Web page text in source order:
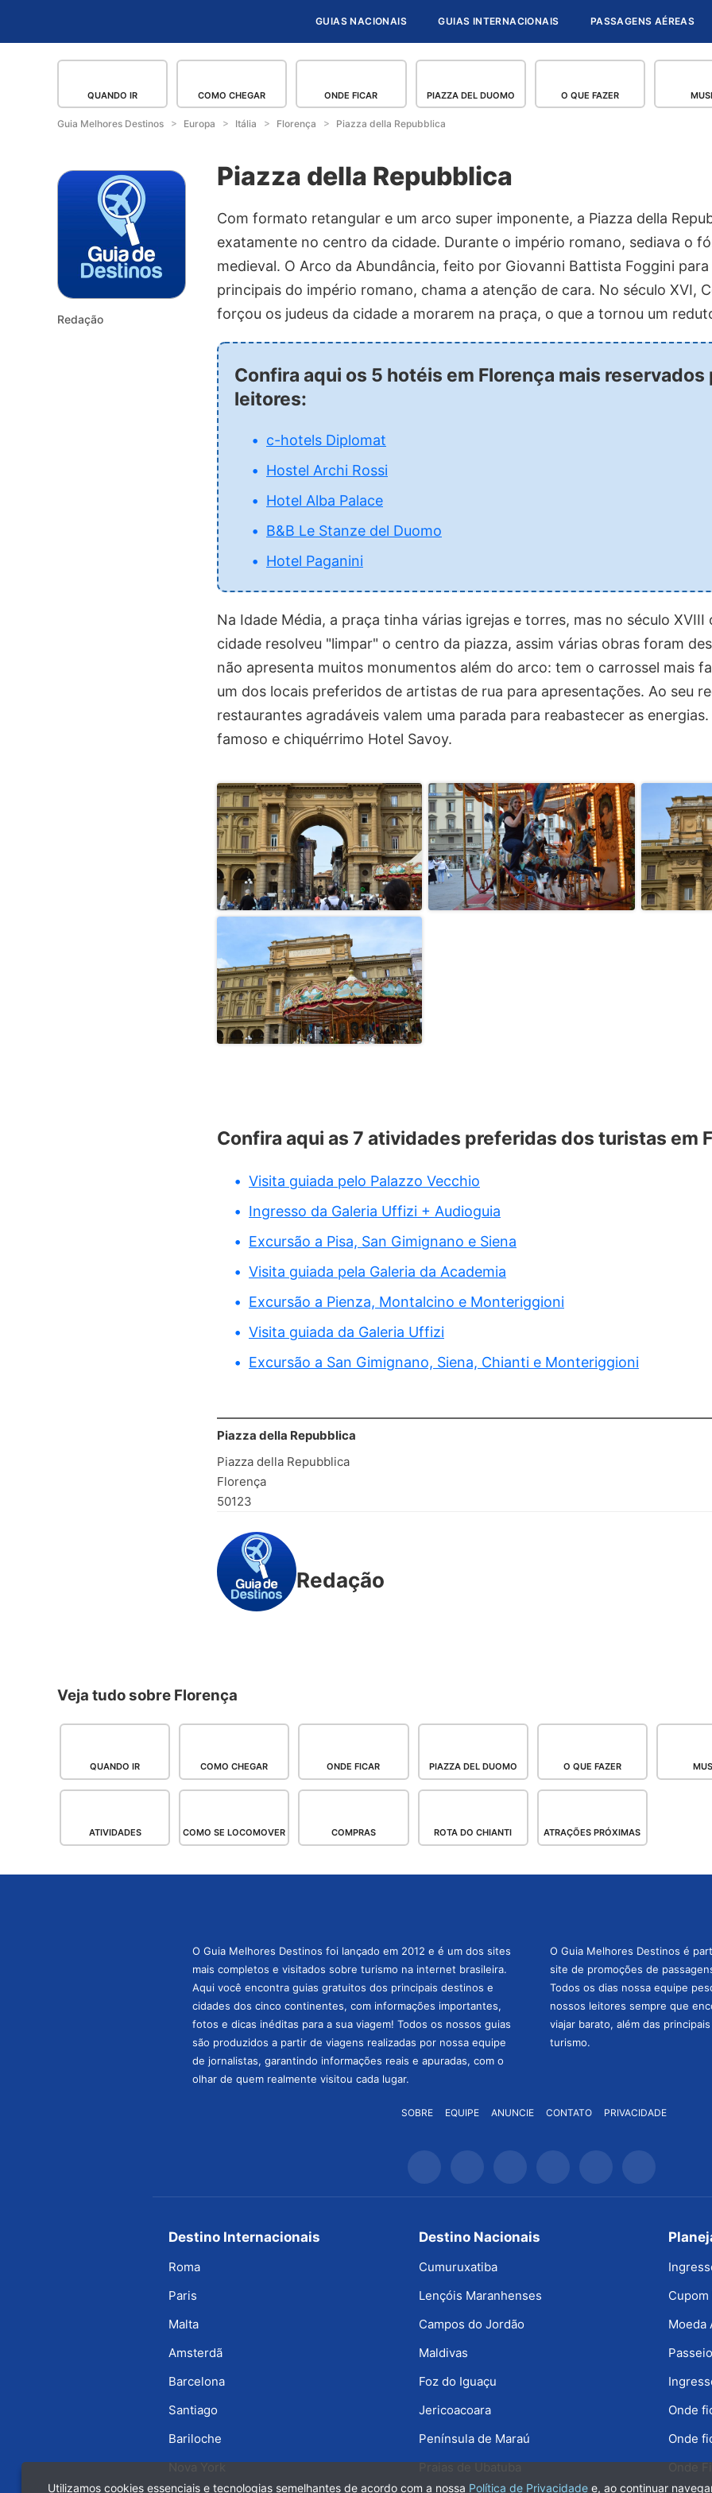
GUIAS NACIONAIS GUIAS INTERNACIONAIS PASSAGENS AÉREAS
QUANDO IR COMO CHEGAR ONDE FICAR PIAZZA DEL DUOMO O QUE FAZER
Guia Melhores Destinos Europa Itália Florença Piazza della Repubblica
Redação
Piazza della Repubblica
Com formato retangular e um arco super imponente, a Piazza della
exatamente no centro da cidade. Durante o império romano, sediava o
medieval. O Arco da Abundância, feito por Giovanni Battista Foggini
principais do império romano, chama a atenção de cara. No século XVI,
forçou os judeus da cidade a morarem na praça, o que a tornou um
Confira aqui os 5 hotéis em Florença mais reservados
leitores:
c-hotels Diplomat
Hostel Archi Rossi
Hotel Alba Palace
B&B Le Stanze del Duomo
Hotel Paganini
Na Idade Média, a praça tinha várias igrejas e torres, mas no século XVIII
cidade resolveu "limpar" o centro da piazza, assim várias obras foram
não apresenta muitos monumentos além do arco: tem o carrossel mais
um dos locais preferidos de artistas de rua para apresentações. Ao seu
restaurantes agradáveis valem uma parada para reabastecer as
famoso e chiquérrimo Hotel Savoy.
Confira aqui as 7 atividades preferidas dos turistas em
Visita guiada pelo Palazzo Vecchio
Ingresso da Galeria Uffizi + Audioguia
Excursão a Pisa, San Gimignano e Siena
Visita guiada pela Galeria da Academia
Excursão a Pienza, Montalcino e Monteriggioni
Visita guiada da Galeria Uffizi
Excursão a San Gimignano, Siena, Chianti e Monteriggioni
Piazza della Repubblica
Piazza della Repubblica
Florença
50123
Redação
Veja tudo sobre Florença
QUANDO IR COMO CHEGAR ONDE FICAR PIAZZA DEL DUOMO O QUE FAZER
ATIVIDADES COMO SE LOCOMOVER COMPRAS ROTA DO CHIANTI ATRAÇÕES PRÓXIMAS
O Guia Melhores Destinos foi lançado em 2012 e é um dos sites
mais completos e visitados sobre turismo na internet brasileira.
Aqui você encontra guias gratuitos dos principais destinos e
cidades dos cinco continentes, com informações importantes,
fotos e dicas inéditas para a sua viagem! Todos os nossos guias
são produzidos a partir de viagens realizadas por nossa equipe
de jornalistas, garantindo informações reais e apuradas, com o
olhar de quem realmente visitou cada lugar.
O Guia Melhores Destinos é
site de promoções de
Todos os dias nossa equipe
nossos leitores sempre que
viajar barato, além das
turismo.
SOBRE EQUIPE ANUNCIE CONTATO PRIVACIDADE
Destino Internacionais
Roma
Paris
Malta
Amsterdã
Barcelona
Santiago
Bariloche
Nova York
Destino Nacionais
Cumuruxatiba
Lençóis Maranhenses
Campos do Jordão
Maldivas
Foz do Iguaçu
Jericoacoara
Península de Maraú
Praias de Ubatuba
Moeda
Onde
Onde
Onde
Utilizamos cookies essenciais e tecnologias semelhantes de acordo com a nossa Política de Privacidade e, ao continuar